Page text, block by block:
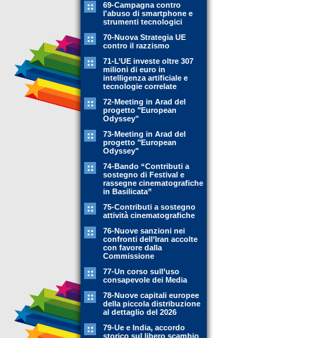
69-Campagna contro
l'abuso di smartphone e
strumenti tecnologici
70-Nuova Strategia UE
contro il razzismo
71-L’UE investe oltre 307
milioni di euro in
intelligenza artificiale e
tecnologie correlate
72-Meeting in Arad del
progetto "European
Odyssey"
73-Meeting in Arad del
progetto "European
Odyssey"
74-Bando “Contributi a
sostegno di Festival e
rassegne cinematografiche
in Basilicata”
75-Contributi a sostegno
attività cinematografiche
76-Nuove sanzioni nei
confronti dell’Iran accolte
con favore dalla
Commissione
77-Un corso sull’uso
consapevole dei Media
78-Nuove capitali europee
della piccola distribuzione
al dettaglio del 2026
79-Ue e India, accordo
storico sul libero scambio